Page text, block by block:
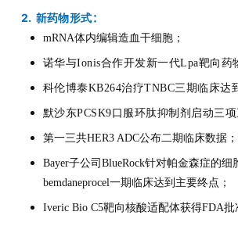
2. 新药物形式 ：
mRNA体内编辑造血干细胞；
诺华与Ionis合作开发新一代Lpa靶向药
科伦博泰KB264治疗TNBC三期临床达
默沙东PCSK9口服环肽抑制剂启动三项
第一三共HER3 ADC公布二期临床数据；
Bayer子公司BlueRock针对帕金森症的细
bemdaneprocel一期临床达到主要终点；
Iveric Bio C5靶向核酸适配体获得FDA批